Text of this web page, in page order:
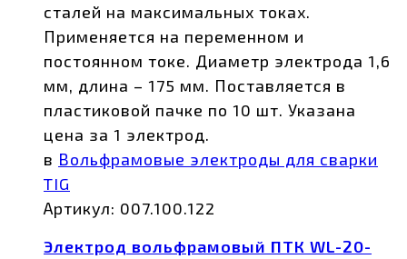
сталей на максимальных токах.
Применяется на переменном и
постоянном токе. Диаметр электрода 1,6
мм, длина – 175 мм. Поставляется в
пластиковой пачке по 10 шт. Указана
цена за 1 электрод.
в Вольфрамовые электроды для сварки
TIG
Артикул: 007.100.122
Электрод вольфрамовый ПТК WL-20-